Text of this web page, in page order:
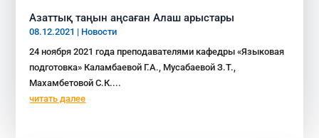
Азаттық таңын аңсаған Алаш арыстары
08.12.2021 | Новости
24 ноября 2021 года преподавателями кафедры «Языковая
подготовка» Каламбаевой Г.А., Мусабаевой З.Т.,
Махамбетовой С.К....
читать далее